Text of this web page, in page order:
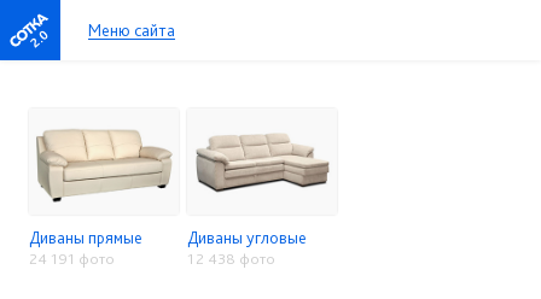
2.0 Меню сайта
Диваны прямые
24 191 фото
Диваны угловые
12 438 фото